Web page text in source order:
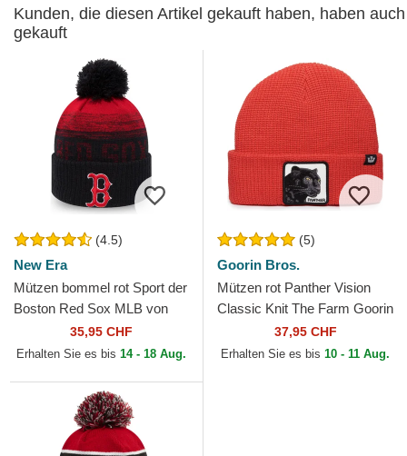
Kunden, die diesen Artikel gekauft haben, haben auch
gekauft
(4.5)
New Era
Mützen bommel rot Sport der
Boston Red Sox MLB von
35,95 CHF
Erhalten Sie es bis 14 - 18 Aug.
(5)
Goorin Bros.
Mützen rot Panther Vision
Classic Knit The Farm Goorin
37,95 CHF
Erhalten Sie es bis 10 - 11 Aug.